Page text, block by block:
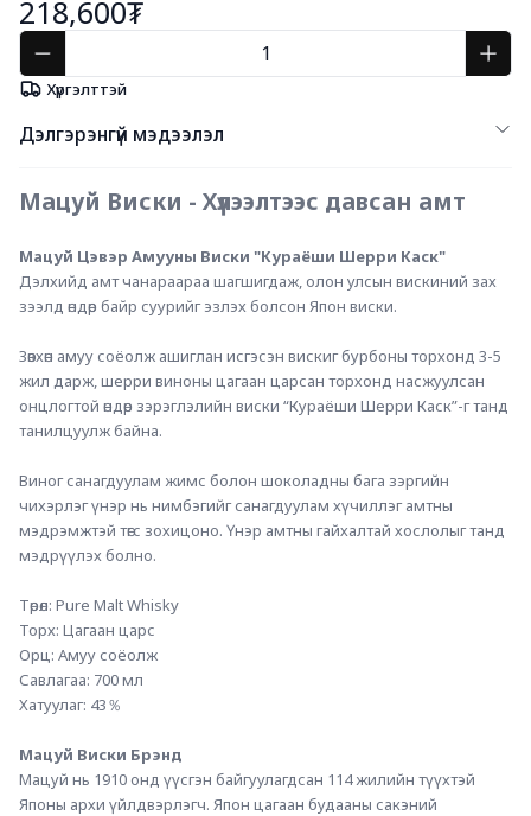
218,600₮
Хүргэлттэй
Дэлгэрэнгүй мэдээлэл
Мацуй Виски - Хүлээлтээс давсан амт
Мацуй Цэвэр Амууны Виски "Кураёши Шерри Каск"
Дэлхийд амт чанараараа шагшигдаж, олон улсын вискиний зах
зээлд өндөр байр суурийг эзлэх болсон Япон виски.
Зөвхөн амуу соёолж ашиглан исгэсэн вискиг бурбоны торхонд 3-5
жил дарж, шерри виноны цагаан царсан торхонд насжуулсан
онцлогтой өндөр зэрэглэлийн виски “Кураёши Шерри Каск”-г танд
танилцуулж байна.
Виног санагдуулам жимс болон шоколадны бага зэргийн
чихэрлэг үнэр нь нимбэгийг санагдуулам хүчиллэг амтны
мэдрэмжтэй төгс зохицоно. Үнэр амтны гайхалтай хослолыг танд
мэдрүүлэх болно.
Төрөл: Pure Malt Whisky
Торх: Цагаан царс
Орц: Амуу соёолж
Савлагаа: 700 мл
Хатуулаг: 43％
Мацуй Виски Брэнд
Мацуй нь 1910 онд үүсгэн байгуулагдсан 114 жилийн түүхтэй
Японы архи үйлдвэрлэгч. Япон цагаан будааны сакэний